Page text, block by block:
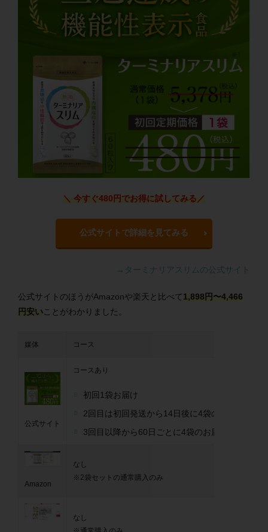
＼ 今すぐ480円でお得に試してみる／
公式サイトで詳細を見てみる
→ターミナリアスリムの公式サイト
公式サイトのほうがAmazonや楽天と比べて1,898円〜4,466
円安いことがわかりました。
媒体 コース
公式サイト
コースあり
初回1袋お届け
2回目は初回発送から14日後に4袋のお届け
3回目以降から60日ごとに4袋のお届け
Amazon
なし
※2袋セットの通常購入のみ
なし